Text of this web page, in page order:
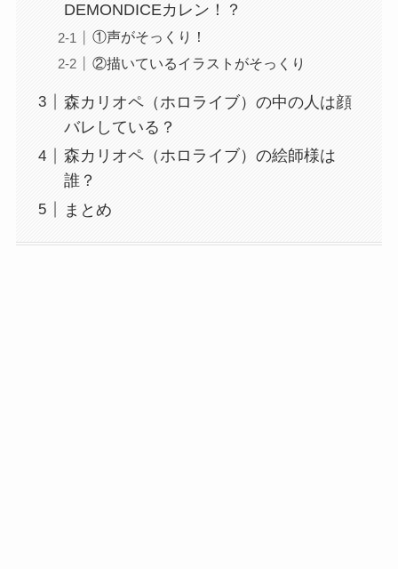
DEMONDICEカレン！？
①声がそっくり！
②描いているイラストがそっくり
森カリオペ（ホロライブ）の中の人は顔
バレしている？
森カリオペ（ホロライブ）の絵師様は
誰？
まとめ